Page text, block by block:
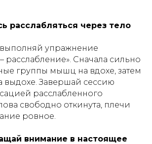
расслабляться через тело
упражнение
расслабление». Сначала сильно
группы мышц на вдохе, затем
выдохе. Завершай сессию
расслабленного
свободно откинута, плечи
ровное.
внимание в настоящее